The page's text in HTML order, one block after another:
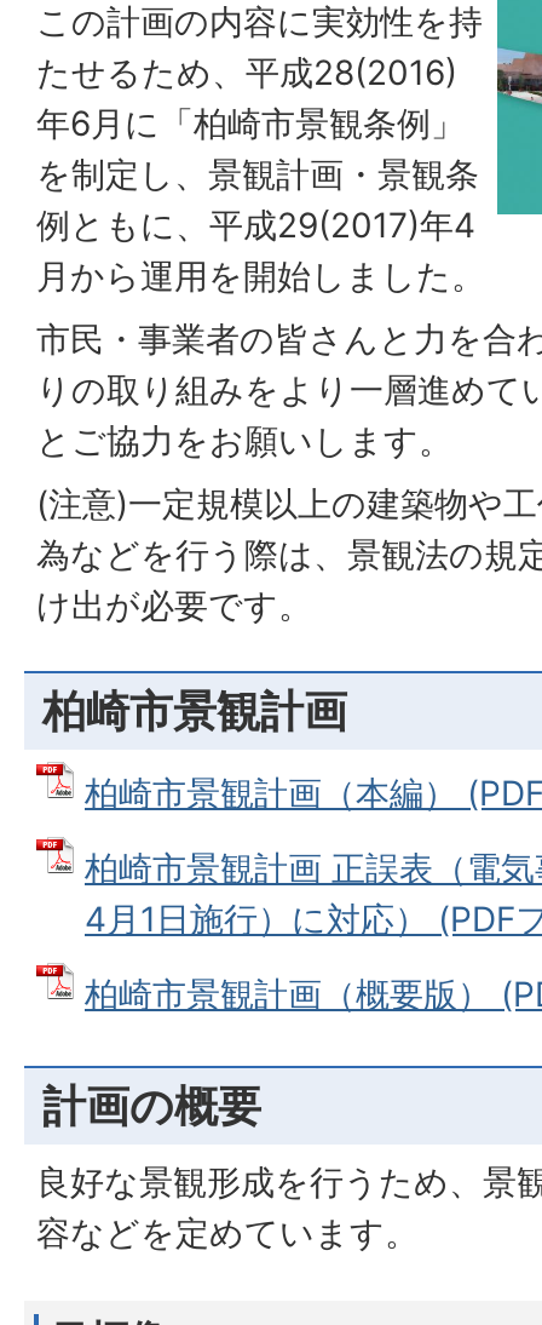
この計画の内容に実効性を持
たせるため、平成28(2016)
年6月に「柏崎市景観条例」
を制定し、景観計画・景観条
例ともに、平成29(2017)年4
月から運用を開始しました。
市民・事業者の皆さんと力を合
りの取り組みをより一層進めて
とご協力をお願いします。
(注意)一定規模以上の建築物や
為などを行う際は、景観法の規
け出が必要です。
柏崎市景観計画
柏崎市景観計画（本編）
柏崎市景観計画 正誤表（電
4月1日施行）に対応） (PDF
柏崎市景観計画（概要版）
計画の概要
良好な景観形成を行うため、景
容などを定めています。